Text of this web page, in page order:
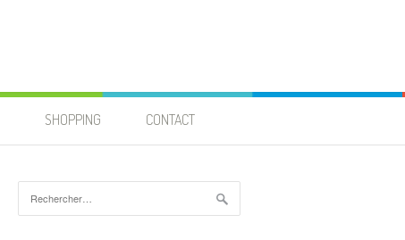
SHOPPING CONTACT